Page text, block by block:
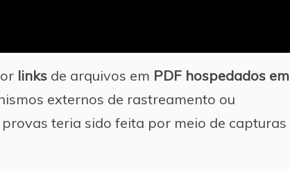
links de arquivos em PDF hospedados em
externos de rastreamento ou
teria sido feita por meio de capturas